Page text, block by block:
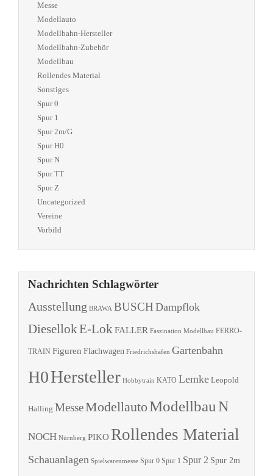
Messe
Modellauto
Modellbahn-Hersteller
Modellbahn-Zubehör
Modellbau
Rollendes Material
Sonstiges
Spur 0
Spur 1
Spur 2m/G
Spur H0
Spur N
Spur TT
Spur Z
Uncategorized
Vereine
Vorbild
Nachrichten Schlagwörter
Ausstellung BRAWA BUSCH Dampflok
DiesellokE-LokFALLER Faszination Modellbau FERRO-
TRAIN Figuren Flachwagen Friedrichshafen Gartenbahn
H0Hersteller Hobbytrain KATO Lemke Leopold
Halling MesseModellautoModellbauN
NOCH Nürnberg PIKO Rollendes Material
Schauanlagen Spielwarenmesse Spur 0 Spur 1 Spur 2 Spur 2m